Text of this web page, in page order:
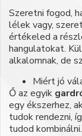
Szeretni fogod,
lélek vagy,
értékeled a
hangulatokat.
alkalomnak, de
Miért jó
Ő az egyik
egy ékszerhez,
tudok rendezni,
tudod kombinálni.